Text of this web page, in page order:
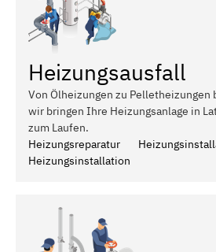
Heizungsausfall
Von Ölheizungen zu Pelletheizungen
wir bringen Ihre Heizungsanlage in
zum Laufen.
Heizungsreparatur
Heizungsinstallation